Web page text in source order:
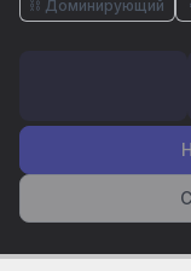
⛓️ Доминирующий